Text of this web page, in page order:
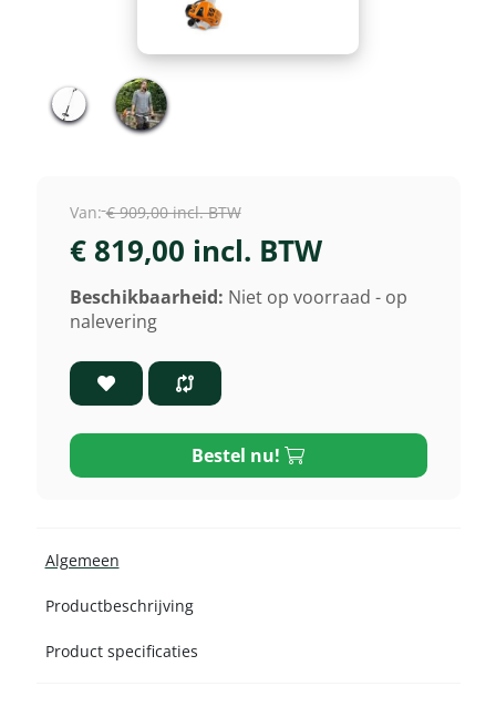
Van: € 909,00 incl. BTW
€ 819,00 incl. BTW
Beschikbaarheid: Niet op voorraad - op
nalevering
Bestel nu!
Algemeen
Productbeschrijving
Product specificaties